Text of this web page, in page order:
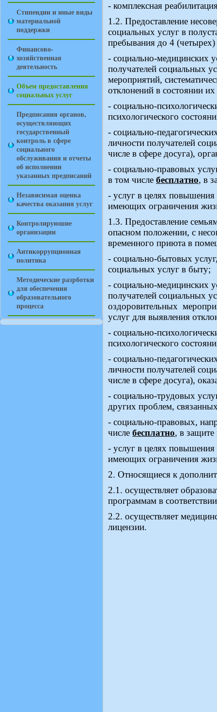
Стипендии и иные виды
материальной
поддержки
Финансово-
хозяйственная
деятельность
Объем предоставления
социальных услуг
Предписания органов,
осуществляющих
государственный
контроль в сфере
социального
обслуживания и отчеты
об исполнении
указанных предписаний
Независимая оценка
качества оказания услуг
Контролируюшие
организации
Антикоррупционная
политика
Методические разрботки
для обеспечения
образовательного
процесса
- комплексная
1.2. Предоставление
социальных услуг в
пребывания до 4
- социально-медицинских
получателей социальных
мероприятий,
отклонений в состоянии
- социально-
психологического
- социально-
личности получателей
числе в сфере досуга),
- социально-правовых
в том числе бесплатно, в
- услуг в целях повышения
имеющих ограничения
1.3. Предоставление
опасном положении, с
временного приюта в
- социально-бытовых
социальных услуг в быту;
- социально-медицинских
получателей социальных
оздоровительных
услуг для выявления
- социально-
психологического
- социально-
личности получателей
числе в сфере досуга),
- социально-трудовых
других проблем,
- социально-правовых,
числе бесплатно, в защите
- услуг в целях повышения
имеющих ограничения
2. Относящиеся к
2.1. осуществляет
программам в
2.2. осуществляет
лицензии.